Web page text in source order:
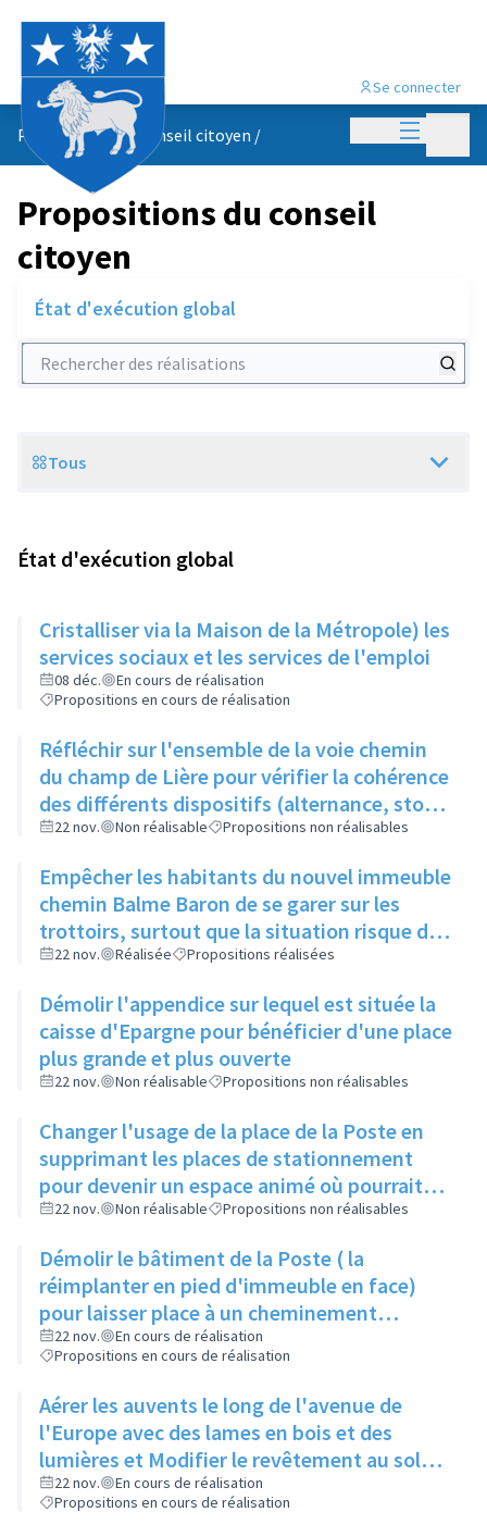
Menu
Se connecter
Propositions du conseil citoyen /
Propositions du conseil
citoyen
État d'exécution global
Rechercher des réalisations
Scope
Tous
État d'exécution global
Cristalliser via la Maison de la Métropole) les
services sociaux et les services de l'emploi
08 déc.
En cours de réalisation
Propositions en cours de réalisation
Réfléchir sur l'ensemble de la voie chemin
du champ de Lière pour vérifier la cohérence
des différents dispositifs (alternance, stop,
dos d'âne, chicanes)
22 nov. Non réalisable Propositions non réalisables
Empêcher les habitants du nouvel immeuble
chemin Balme Baron de se garer sur les
trottoirs, surtout que la situation risque de
se détériorer à la création d'un autre
22 nov. Réalisée Propositions réalisées
Démolir l'appendice sur lequel est située la
caisse d'Epargne pour bénéficier d'une place
plus grande et plus ouverte
22 nov. Non réalisable Propositions non réalisables
Changer l'usage de la place de la Poste en
supprimant les places de stationnement
pour devenir un espace animé où pourrait
s'implanter la place du marché
22 nov. Non réalisable Propositions non réalisables
Démolir le bâtiment de la Poste ( la
réimplanter en pied d'immeuble en face)
pour laisser place à un cheminement
structurant entre la place de la Poste et la
Velette
22 nov.
En cours de réalisation
Propositions en cours de réalisation
Aérer les auvents le long de l'avenue de
l'Europe avec des lames en bois et des
lumières et Modifier le revêtement au sol
pour le rendre plus agréable
22 nov.
En cours de réalisation
Propositions en cours de réalisation